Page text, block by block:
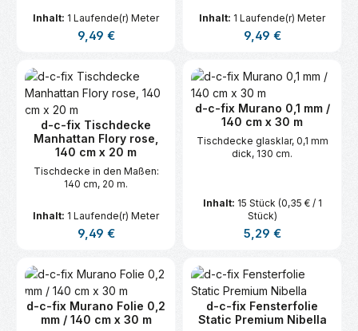
Inhalt: 1 Laufende(r) Meter
Regulärer Preis:
9,49 €
Inhalt: 1 Laufende(r) Meter
Regulärer Preis:
9,49 €
d-c-fix Tischdecke
Manhattan Flory rose,
140 cm x 20 m
Tischdecke in den Maßen:
140 cm, 20 m.
Inhalt: 1 Laufende(r) Meter
Regulärer Preis:
9,49 €
d-c-fix Murano 0,1 mm /
140 cm x 30 m
Tischdecke glasklar, 0,1 mm
dick, 130 cm.
Inhalt: 15 Stück (0,35 € / 1
Stück)
Regulärer Preis:
5,29 €
d-c-fix Murano Folie 0,2
mm / 140 cm x 30 m
d-c-fix Fensterfolie
Static Premium Nibella